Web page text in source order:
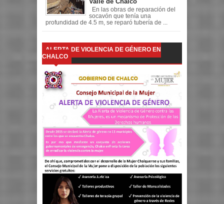
En las obras de reparación del
socavón que tenía una
profundidad de 4.5 m, se reparó tubería de ...
ALERTA DE VIOLENCIA DE GÉNERO EN
CHALCO